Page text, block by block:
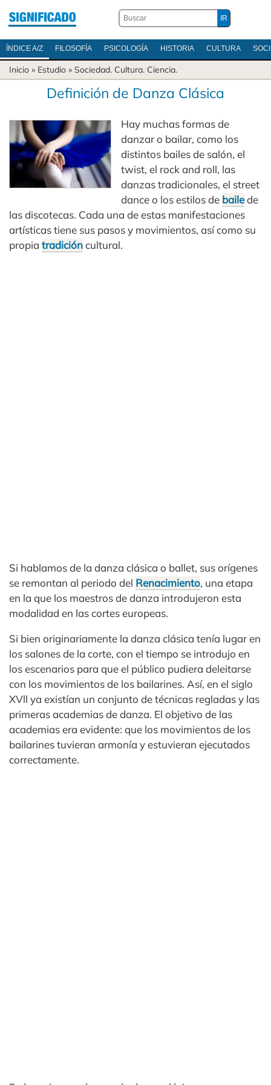
ÍNDICE A/Z FILOSOFÍA PSICOLOGÍA HISTORIA CULTURA
Inicio » Estudio » Sociedad. Cultura. Ciencia.
Definición de Danza Clásica
Hay muchas formas de
danzar o bailar, como los
distintos bailes de salón, el
twist, el rock and roll, las
danzas tradicionales, el street
dance o los estilos de bailede
las discotecas. Cada una de estas manifestaciones
artísticas tiene sus pasos y movimientos, así como su
propia tradicióncultural.
Si hablamos de la danza clásica o ballet, sus orígenes
se remontan al periodo del Renacimiento, una etapa
en la que los maestros de danza introdujeron esta
modalidad en las cortes europeas.
Si bien originariamente la danza clásica tenía lugar en
los salones de la corte, con el tiempo se introdujo en
los escenarios para que el público pudiera deleitarse
con los movimientos de los bailarines. Así, en el siglo
XVll ya existían un conjunto de técnicas regladas y las
primeras academias de danza. El objetivo de las
academias era evidente: que los movimientos de los
bailarines tuvieran armonía y estuvieran ejecutados
correctamente.